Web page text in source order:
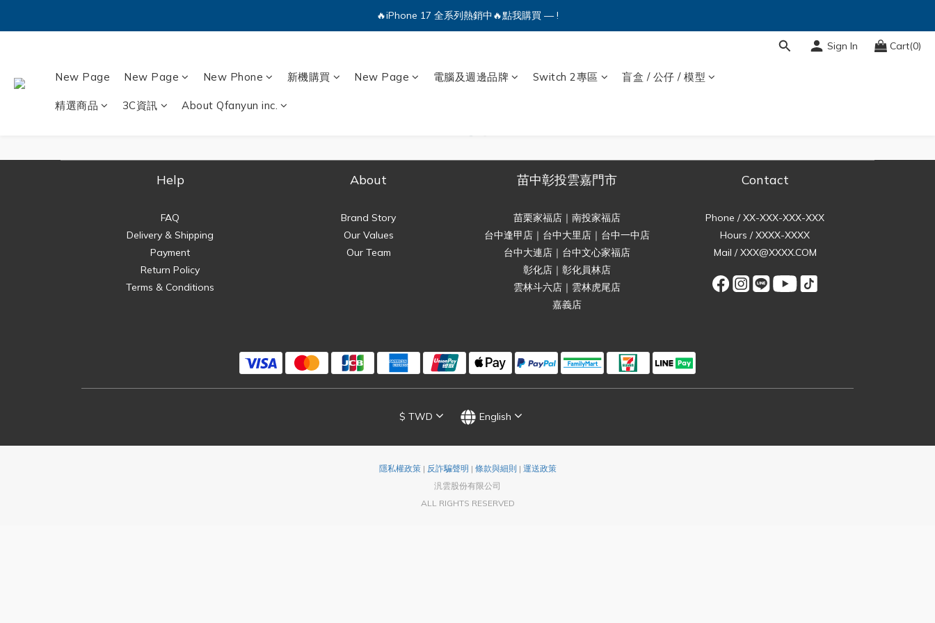
🔥iPhone 17 全系列熱銷中🔥點我購買 — !
🔥iPhone 17 全系列熱銷中🔥點我購買 — !
🔥iPhone 17 全系列熱銷中🔥點我購買 — !
Sign In Cart(0)
New Page New Page New Phone 新機購買 New Page 電腦及週邊品牌 Switch 2專區 盲盒 / 公仔 / 模型
精選商品 3C資訊 About Qfanyun inc.
Help
FAQ
Delivery & Shipping
Payment
Return Policy
Terms & Conditions
About
Brand Story
Our Values
Our Team
苗中彰投雲嘉門市
苗栗家福店｜南投家福店
台中逢甲店｜台中大里店｜台中一中店
台中大連店｜台中文心家福店
彰化店｜彰化員林店
雲林斗六店｜雲林虎尾店
嘉義店
Contact
Phone / XX-XXX-XXX-XXX
Hours / XXXX-XXXX
Mail / XXX@XXXX.COM
$ TWD English
隱私權政策| 反詐騙聲明 | 條款與細則 | 運送政策
汎雲股份有限公司
ALL RIGHTS RESERVED